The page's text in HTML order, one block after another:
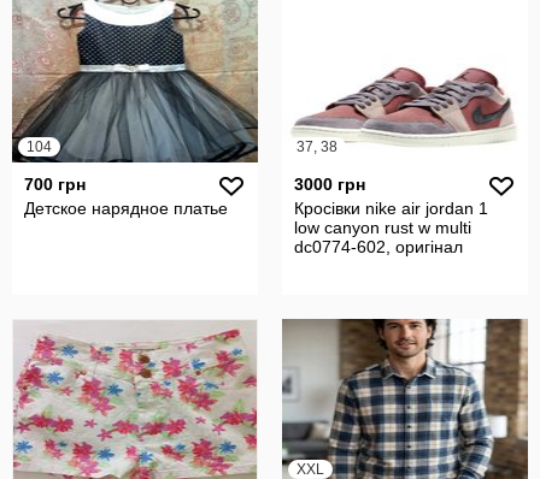
104
700 грн
Детское нарядное платье
37, 38
3000 грн
Кросівки nike air jordan 1
low canyon rust w multi
dc0774-602, оригінал
XXL